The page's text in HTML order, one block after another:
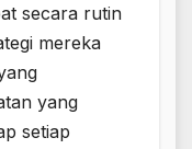
secara rutin
mereka
yang
setiap